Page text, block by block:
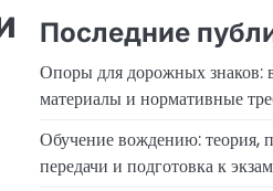
Последние
Опоры для дорожных знаков:
материалы и нормативные
Обучение вождению: теория,
передачи и подготовка к